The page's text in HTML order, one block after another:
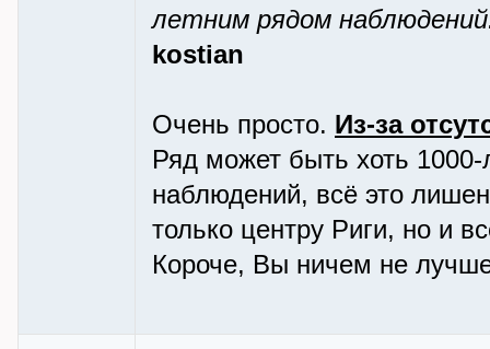
летним рядом
kostian
Очень просто. Из-за
Ряд может быть хоть
наблюдений, всё это
только центру Риги, но и
Короче, Вы ничем не